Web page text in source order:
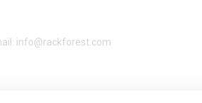
info@rackforest.com